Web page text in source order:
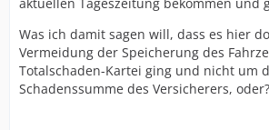
Was ich damit sagen will, dass es hier
Vermeidung der Speicherung des
Totalschaden-Kartei ging und nicht um
Schadenssumme des Versicherers, oder?